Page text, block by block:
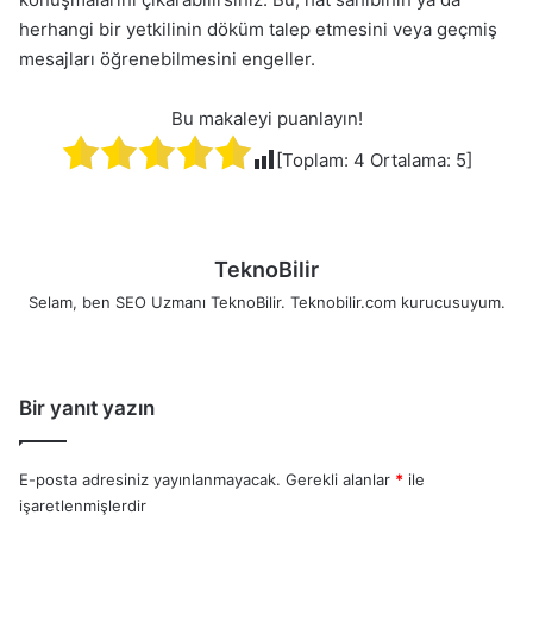
herhangi bir yetkilinin döküm talep etmesini veya geçmiş
mesajları öğrenebilmesini engeller.
Bu makaleyi puanlayın!
[Toplam: 4 Ortalama: 5]
TeknoBilir
Selam, ben SEO Uzmanı TeknoBilir. Teknobilir.com kurucusuyum.
Bir yanıt yazın
E-posta adresiniz yayınlanmayacak. Gerekli alanlar * ile
işaretlenmişlerdir